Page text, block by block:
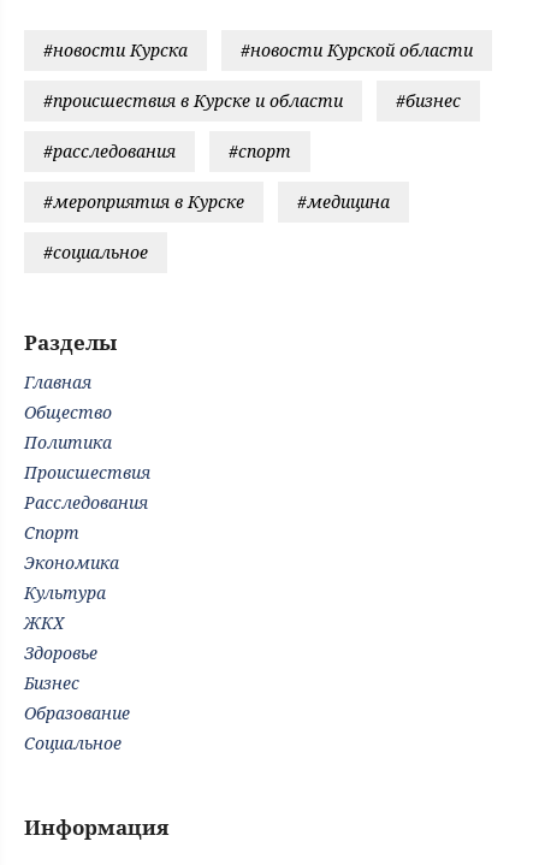
#новости Курска #новости Курской области
#происшествия в Курске и области #бизнес
#расследования #спорт
#мероприятия в Курске #медицина
#социальное
Разделы
Главная
Общество
Политика
Происшествия
Расследования
Спорт
Экономика
Культура
ЖКХ
Здоровье
Бизнес
Образование
Социальное
Информация